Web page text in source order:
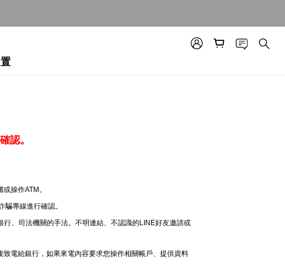
認。
操作ATM。
騙專線進行確認。
、司法機關的手法。不明連結、不認識的LINE好友邀請或
電給銀行，如果來電內容要求您操作相關帳戶、提供資料